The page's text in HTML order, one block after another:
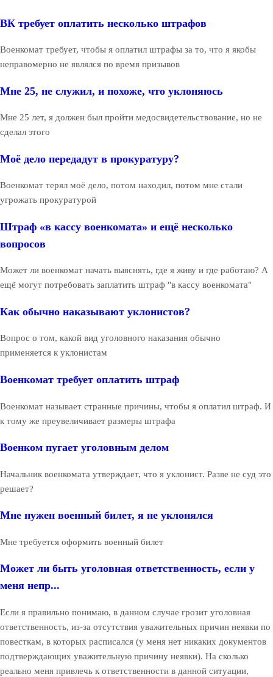
ВК требует оплатить несколько штрафов
Военкомат требует, чтобы я оплатил штрафы за то, что я якобы
неправомерно не являлся по время призывов
Мне 25, не служил, и похоже, что уклоняюсь
Мне 25 лет, я должен был пройти медосвидетельствование, но не
сделал этого
Моё дело передадут в прокуратуру?
Военкомат терял моё дело, потом находил, потом мне стали
угрожать прокуратурой
Штраф «в кассу военкомата» и ещё несколько
вопросов
Может ли военкомат начать выяснять, где я живу и где работаю? А
ещё могут потребовать заплатить штраф "в кассу военкомата"
Как обычно наказывают уклонистов?
Вопрос о том, какой вид уголовного наказания обычно
применяется к уклонистам
Военкомат требует оплатить штраф
Военкомат называет странные причины, чтобы я оплатил штраф. И
к тому же преувеличивает размеры штрафа
Военком пугает уголовным делом
Начальник военкомата утверждает, что я уклонист. Разве не суд это
решает?
Мне нужен военный билет, я не уклонялся
Мне требуется оформить военный билет
Может ли быть уголовная ответственность, если у
меня непр...
Если я правильно понимаю, в данном случае грозит уголовная
ответственность, из-за отсутствия уважительных причин неявки по
повесткам, в которых расписался (у меня нет никаких документов
подтверждающих уважительную причину неявки). На сколько
реально меня привлечь к ответственности в данной ситуации,